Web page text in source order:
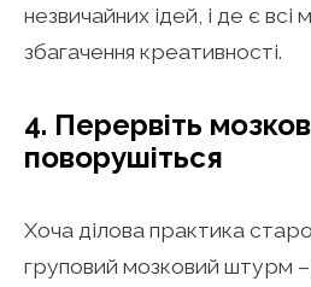
незвичайних ідей, і де є всі
збагачення креативності.
4. Перервіть
поворушіться
Хоча ділова практика
груповий мозковий штурм